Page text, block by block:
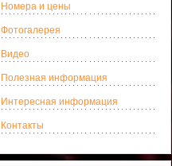
Номера и цены
Фотогалерея
Видео
Полезная информация
Интересная информация
Контакты